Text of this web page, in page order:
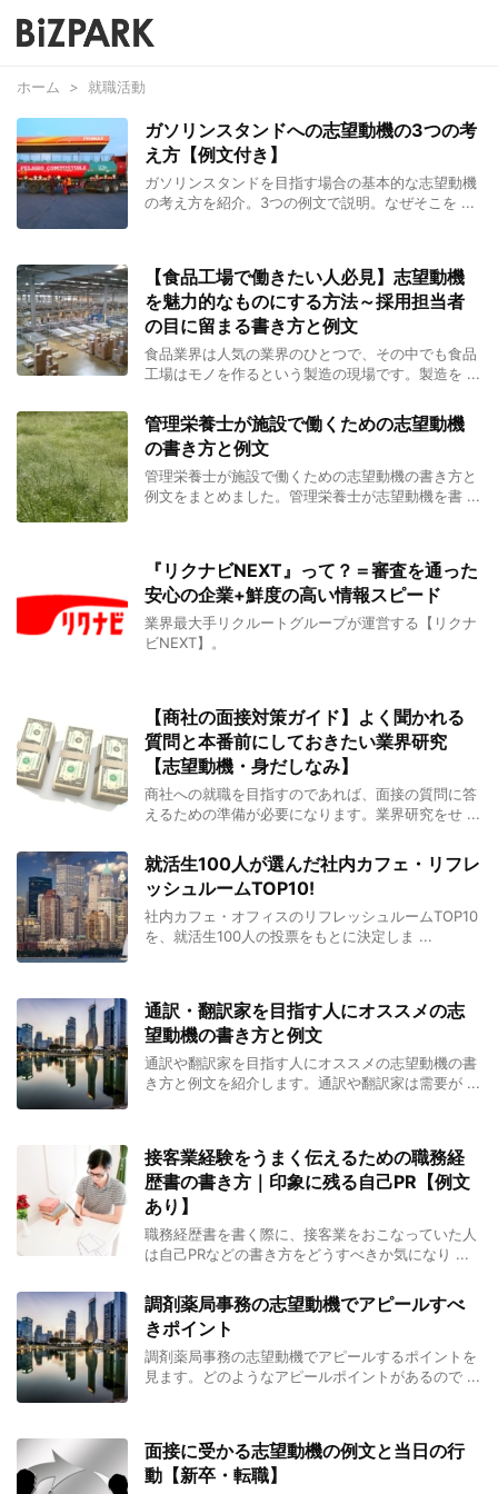
ホーム > 就職活動
ガソリンスタンドへの志望動機の3つの考
え方【例文付き】
ガソリンスタンドを目指す場合の基本的な志望動機
の考え方を紹介。3つの例文で説明。なぜそこを ...
【食品工場で働きたい人必見】志望動機
を魅力的なものにする方法～採用担当者
の目に留まる書き方と例文
食品業界は人気の業界のひとつで、その中でも食品
工場はモノを作るという製造の現場です。製造を ...
管理栄養士が施設で働くための志望動機
の書き方と例文
管理栄養士が施設で働くための志望動機の書き方と
例文をまとめました。管理栄養士が志望動機を書 ...
『リクナビNEXT』って？＝審査を通った
安心の企業+鮮度の高い情報スピード
業界最大手リクルートグループが運営する【リクナ
ビNEXT】。
【商社の面接対策ガイド】よく聞かれる
質問と本番前にしておきたい業界研究
【志望動機・身だしなみ】
商社への就職を目指すのであれば、面接の質問に答
えるための準備が必要になります。業界研究をせ ...
就活生100人が選んだ社内カフェ・リフレ
ッシュルームTOP10!
社内カフェ・オフィスのリフレッシュルームTOP10
を、就活生100人の投票をもとに決定しま ...
通訳・翻訳家を目指す人にオススメの志
望動機の書き方と例文
通訳や翻訳家を目指す人にオススメの志望動機の書
き方と例文を紹介します。通訳や翻訳家は需要が ...
接客業経験をうまく伝えるための職務経
歴書の書き方｜印象に残る自己PR【例文
あり】
職務経歴書を書く際に、接客業をおこなっていた人
は自己PRなどの書き方をどうすべきか気になり ...
調剤薬局事務の志望動機でアピールすべ
きポイント
調剤薬局事務の志望動機でアピールするポイントを
見ます。どのようなアピールポイントがあるので ...
面接に受かる志望動機の例文と当日の行
動【新卒・転職】